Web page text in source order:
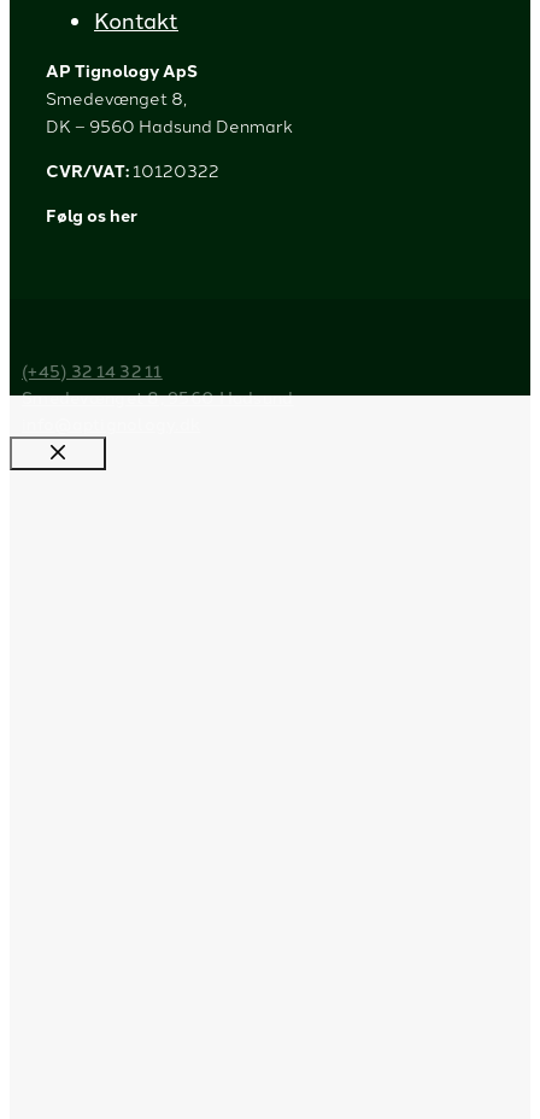
Kontakt
AP Tignology ApS
Smedevænget 8,
DK – 9560 Hadsund Denmark
CVR/VAT: 10120322
Følg os her
(+45) 32 14 32 11
Smedevænget 8, 9560 Hadsund
Luk